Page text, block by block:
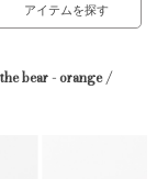
アイテムを探す
bear - orange /